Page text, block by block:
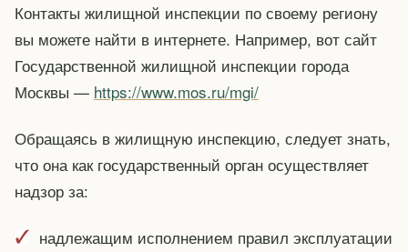
Контакты жилищной инспекции по своему региону
вы можете найти в интернете. Например, вот сайт
Государственной жилищной инспекции города
Москвы — https://www.mos.ru/mgi/
Обращаясь в жилищную инспекцию, следует знать,
что она как государственный орган осуществляет
надзор за:
надлежащим исполнением правил эксплуатации